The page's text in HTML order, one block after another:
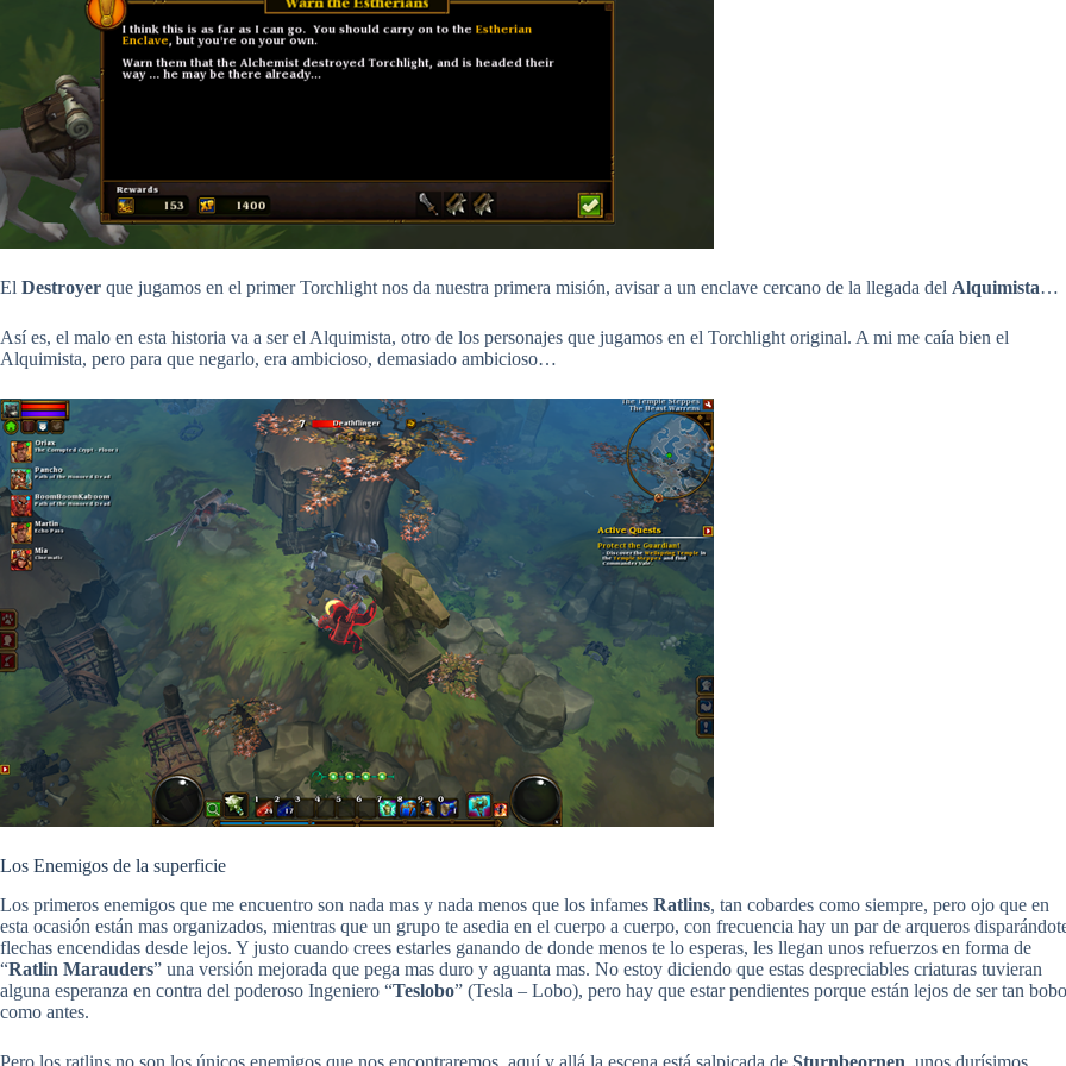
El Destroyer que jugamos en el primer Torchlight nos da nuestra primera misión, avisar a un enclave cercano de la llegada del Alquimista…
Así es, el malo en esta historia va a ser el Alquimista, otro de los personajes que jugamos en el Torchlight original. A mi me caía bien el
Alquimista, pero para que negarlo, era ambicioso, demasiado ambicioso…
Los Enemigos de la superficie
Los primeros enemigos que me encuentro son nada mas y nada menos que los infames Ratlins, tan cobardes como siempre, pero ojo que en
esta ocasión están mas organizados, mientras que un grupo te asedia en el cuerpo a cuerpo, con frecuencia hay un par de arqueros
flechas encendidas desde lejos. Y justo cuando crees estarles ganando de donde menos te lo esperas, les llegan unos refuerzos en forma de
“Ratlin Marauders” una versión mejorada que pega mas duro y aguanta mas. No estoy diciendo que estas despreciables criaturas tuvieran
alguna esperanza en contra del poderoso Ingeniero “Teslobo” (Tesla – Lobo), pero hay que estar pendientes porque están lejos de ser tan
como antes.
Pero los ratlins no son los únicos enemigos que nos encontraremos, aquí y allá la escena está salpicada de Sturnbeornen , unos durísimos